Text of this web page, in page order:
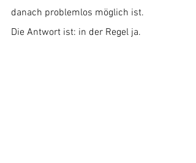
danach problemlos möglich ist.
Die Antwort ist: in der Regel ja.